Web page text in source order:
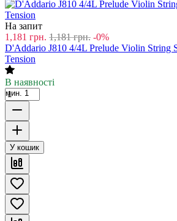
На запит
1,181 грн. 1,181 грн. -0%
D'Addario J810 4/4L Prelude Violin String
Tension
В наявності
мин. 1
У кошик